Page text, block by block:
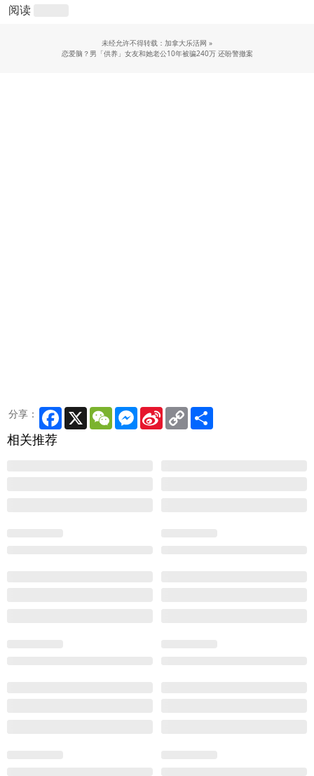
阅读
未经允许不得转载：加拿大乐活网 »
恋爱脑？男「供养」女友和她老公10年被骗240万 还盼警撤案
分享： Facebook
X WeChatMessenger
Sina
Weibo
Copy
Link
相关推荐